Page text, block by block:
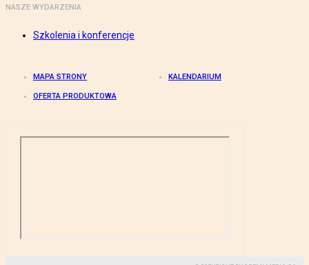
NASZE WYDARZENIA
Szkolenia i konferencje
MAPA STRONY KALENDARIUM
OFERTA PRODUKTOWA